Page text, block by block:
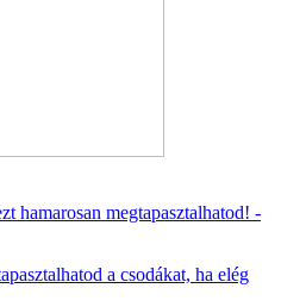
hamarosan megtapasztalhatod! -
a csodákat, ha elég